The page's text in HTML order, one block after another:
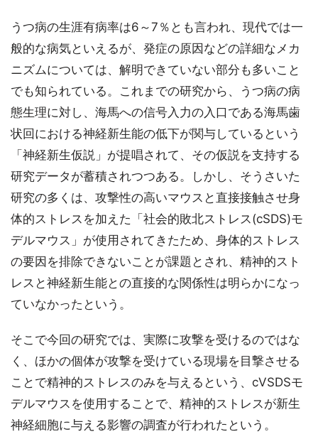
うつ病の生涯有病率は6～7％とも言われ、現代では一
般的な病気といえるが、発症の原因などの詳細なメカ
ニズムについては、解明できていない部分も多いこと
でも知られている。これまでの研究から、うつ病の病
態生理に対し、海馬への信号入力の入口である海馬歯
状回における神経新生能の低下が関与しているという
「神経新生仮説」が提唱されて、その仮説を支持する
研究データが蓄積されつつある。しかし、そうさいた
研究の多くは、攻撃性の高いマウスと直接接触させ身
体的ストレスを加えた「社会的敗北ストレス(cSDS)モ
デルマウス」が使用されてきたため、身体的ストレス
の要因を排除できないことが課題とされ、精神的スト
レスと神経新生能との直接的な関係性は明らかになっ
ていなかったという。
そこで今回の研究では、実際に攻撃を受けるのではな
く、ほかの個体が攻撃を受けている現場を目撃させる
ことで精神的ストレスのみを与えるという、cVSDSモ
デルマウスを使用することで、精神的ストレスが新生
神経細胞に与える影響の調査が行われたという。